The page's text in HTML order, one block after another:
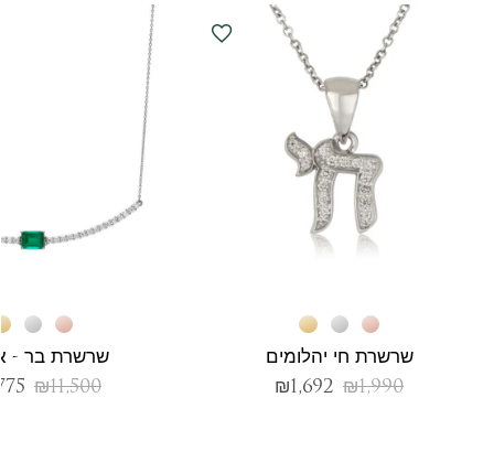
שרשרת חי יהלומים
₪1,990
₪1,692
שרשרת בר -
₪11,500